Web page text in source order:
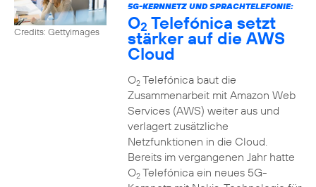
Credits: Gettyimages
5G-KERNNETZ UND SPRACHTELEFONIE:
O2 Telefónica setzt
stärker auf die AWS
Cloud
O2Telefónica baut die
Zusammenarbeit mit Amazon Web
Services (AWS) weiter aus und
verlagert zusätzliche
Netzfunktionen in die Cloud.
Bereits im vergangenen Jahr hatte
O2Telefónica ein neues 5G-